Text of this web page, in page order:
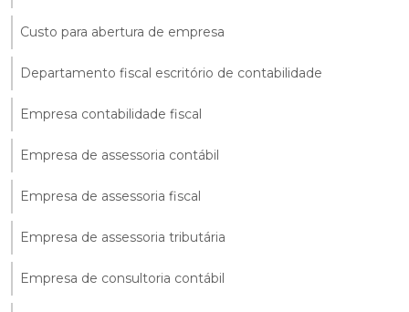
Custo para abertura de empresa
Departamento fiscal escritório de contabilidade
Empresa contabilidade fiscal
Empresa de assessoria contábil
Empresa de assessoria fiscal
Empresa de assessoria tributária
Empresa de consultoria contábil